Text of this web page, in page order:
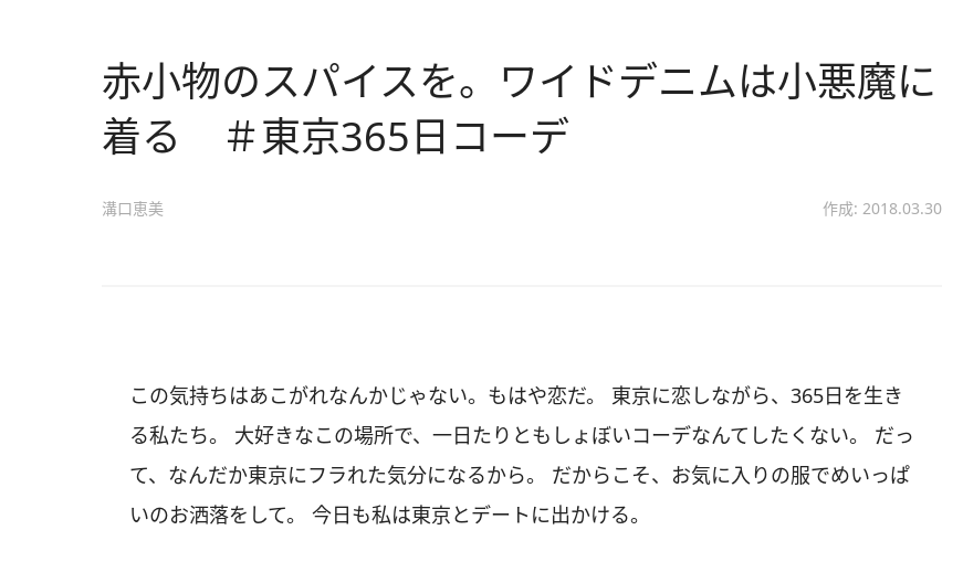
赤小物のスパイスを。ワイドデニムは小悪魔に
着る ＃東京365日コーデ
溝口恵美 作成: 2018.03.30
この気持ちはあこがれなんかじゃない。もはや恋だ。 東京に恋しながら、365日を生き
る私たち。 大好きなこの場所で、一日たりともしょぼいコーデなんてしたくない。 だっ
て、なんだか東京にフラれた気分になるから。 だからこそ、お気に入りの服でめいっぱ
いのお洒落をして。 今日も私は東京とデートに出かける。